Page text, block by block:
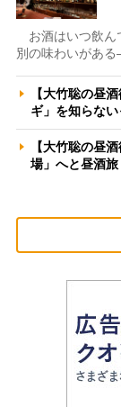
お酒はいつ飲ん
別の味わいがあ
【大竹聡の昼
ギ」を知らな
【大竹聡の昼
場」へと昼酒